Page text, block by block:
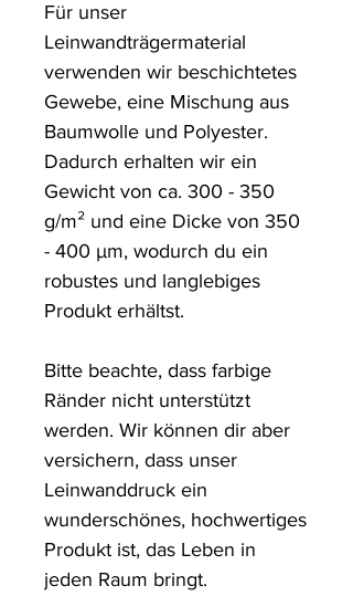
Für unser
Leinwandträgermaterial
verwenden wir beschichtetes
Gewebe, eine Mischung aus
Baumwolle und Polyester.
Dadurch erhalten wir ein
Gewicht von ca. 300 - 350
g/m² und eine Dicke von 350
- 400 µm, wodurch du ein
robustes und langlebiges
Produkt erhältst.
Bitte beachte, dass farbige
Ränder nicht unterstützt
werden. Wir können dir aber
versichern, dass unser
Leinwanddruck ein
wunderschönes, hochwertiges
Produkt ist, das Leben in
jeden Raum bringt.